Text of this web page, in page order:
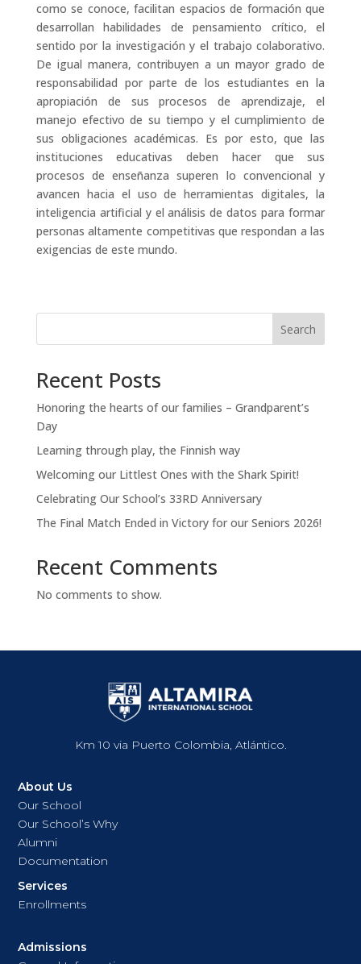
como se conoce, facilitan espacios de formación que
desarrollan habilidades de pensamiento crítico, el
sentido por la investigación y el trabajo colaborativo.
De igual manera, contribuyen a un mayor grado de
responsabilidad por parte de los estudiantes en la
apropiación de sus procesos de aprendizaje, el
manejo efectivo de su tiempo y el cumplimiento de
sus obligaciones académicas. Es por esto, que las
instituciones educativas deben hacer que sus
procesos de enseñanza superen lo convencional y
avancen hacia el uso de herramientas digitales, la
inteligencia artificial y el análisis de datos para formar
personas altamente competitivas que respondan a las
exigencias de este mundo.
Search
Recent Posts
Honoring the hearts of our families – Grandparent’s
Day
Learning through play, the Finnish way
Welcoming our Littlest Ones with the Shark Spirit!
Celebrating Our School’s 33RD Anniversary
The Final Match Ended in Victory for our Seniors 2026!
Recent Comments
No comments to show.
Km 10 via Puerto Colombia, Atlántico.
About Us
Our School
Our School’s Why
Alumni
Documentation
Services
Enrollments
Admissions